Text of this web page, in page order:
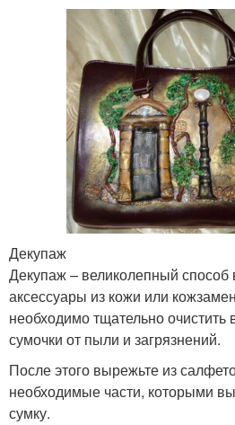
Декупаж
Декупаж – великолепный способ
аксессуары из кожи или
необходимо тщательно очистить
сумочки от пыли и загрязнений.
После этого вырежьте из
необходимые части, которыми
сумку.